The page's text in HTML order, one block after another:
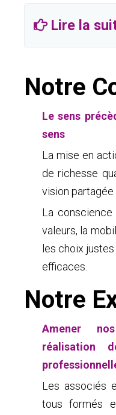
Lire la
Notre
Le sens
sens
La mise en
de richesse
vision partagée
La
valeurs, la
les choix
efficaces.
Notre
Amener
réalisation
Les associés
tous formés